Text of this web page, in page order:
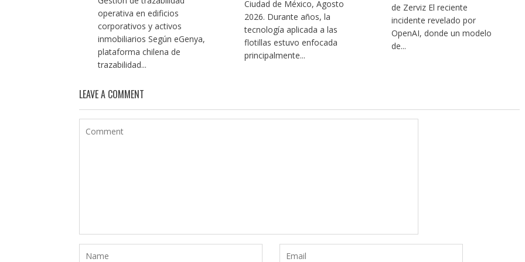
operativa en edificios
corporativos y activos
inmobiliarios Según eGenya,
plataforma chilena de
trazabilidad...
Ciudad de México, Agosto
2026. Durante años, la
tecnología aplicada a las
flotillas estuvo enfocada
principalmente...
de Zerviz El reciente
incidente revelado por
OpenAI, donde un modelo
de...
LEAVE A COMMENT